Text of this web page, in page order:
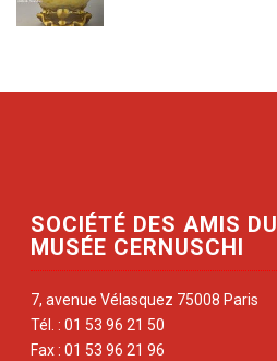
SOCIÉTÉ DES AMIS DU
MUSÉE CERNUSCHI
7, avenue Vélasquez 75008 Paris
Tél. : 01 53 96 21 50
Fax : 01 53 96 21 96